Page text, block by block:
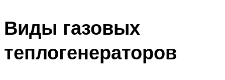
Виды газовых
теплогенераторов